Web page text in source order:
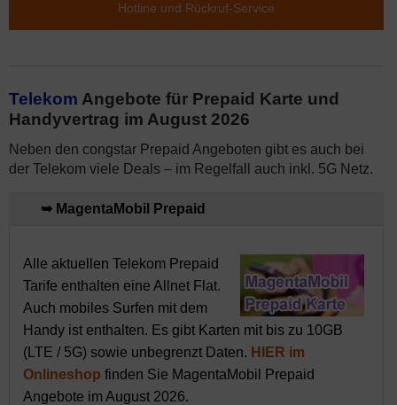
Hotline und Rückruf-Service
Telekom Angebote für Prepaid Karte und
Handyvertrag im August 2026
Neben den congstar Prepaid Angeboten gibt es auch bei
der Telekom viele Deals – im Regelfall auch inkl. 5G Netz.
➥ MagentaMobil Prepaid
Alle aktuellen Telekom Prepaid
Tarife enthalten eine Allnet Flat.
Auch mobiles Surfen mit dem
Handy ist enthalten. Es gibt Karten mit bis zu 10GB
(LTE / 5G) sowie unbegrenzt Daten. HIER im
Onlineshop finden Sie MagentaMobil Prepaid
Angebote im August 2026.